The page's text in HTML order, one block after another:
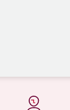
på 1177.se